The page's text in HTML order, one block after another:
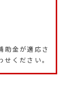
助金が適応さ
ください。